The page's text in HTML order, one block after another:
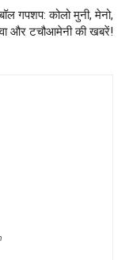
गपशप: कोलो मुनी, मेनो,
और टचौआमेनी की खबरें!